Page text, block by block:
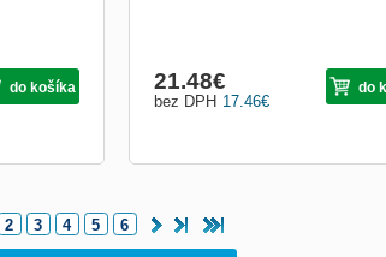
do košíka
17.46€
bez DPH
21.48€ do
2 3 4 5 6